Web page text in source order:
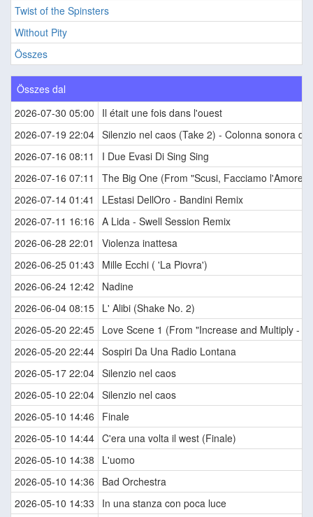
Twist of the Spinsters
Without Pity
Összes
Összes dal
2026-07-30 05:00
Il était une fois dans l'ouest
2026-07-19 22:04 Silenzio nel caos (Take 2) - Colonna sonora
2026-07-16 08:11
I Due Evasi Di Sing Sing
2026-07-16 07:11
The Big One (From "Scusi, Facciamo
2026-07-14 01:41
LEstasi DellOro - Bandini Remix
2026-07-11 16:16 A Lida - Swell Session Remix
2026-06-28 22:01
Violenza inattesa
2026-06-25 01:43
Mille Ecchi ( 'La Piovra')
2026-06-24 12:42
Nadine
2026-06-04 08:15 L' Alibi (Shake No. 2)
2026-05-20 22:45 Love Scene 1 (From "Increase and Multiply -
2026-05-20 22:44 Sospiri Da Una Radio Lontana
2026-05-17 22:04 Silenzio nel caos
2026-05-10 22:04 Silenzio nel caos
2026-05-10 14:46
Finale
2026-05-10 14:44 C'era una volta il west (Finale)
2026-05-10 14:38
L'uomo
2026-05-10 14:36
Bad Orchestra
2026-05-10 14:33
In una stanza con poca luce